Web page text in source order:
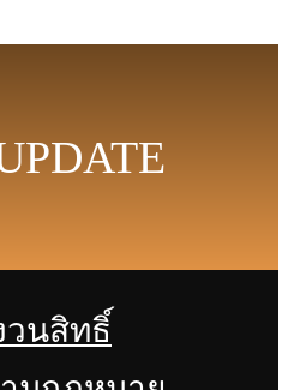
วนสิทธิ์